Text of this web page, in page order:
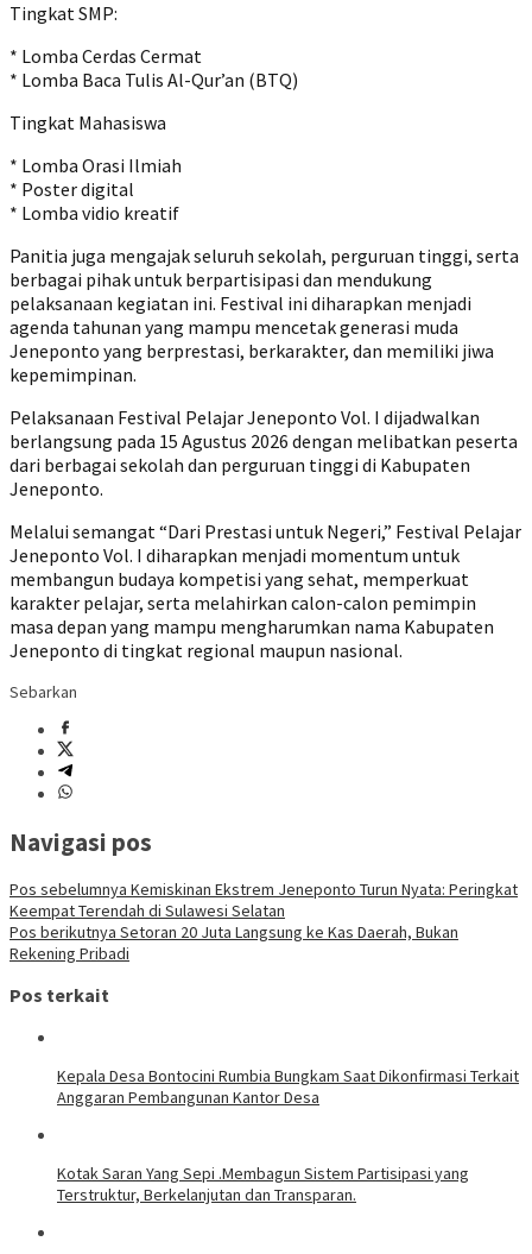
Tingkat SMP:
* Lomba Cerdas Cermat
* Lomba Baca Tulis Al-Qur’an (BTQ)
Tingkat Mahasiswa
* Lomba Orasi Ilmiah
* Poster digital
* Lomba vidio kreatif
Panitia juga mengajak seluruh sekolah, perguruan tinggi, serta
berbagai pihak untuk berpartisipasi dan mendukung
pelaksanaan kegiatan ini. Festival ini diharapkan menjadi
agenda tahunan yang mampu mencetak generasi muda
Jeneponto yang berprestasi, berkarakter, dan memiliki jiwa
kepemimpinan.
Pelaksanaan Festival Pelajar Jeneponto Vol. I dijadwalkan
berlangsung pada 15 Agustus 2026 dengan melibatkan peserta
dari berbagai sekolah dan perguruan tinggi di Kabupaten
Jeneponto.
Melalui semangat “Dari Prestasi untuk Negeri,” Festival Pelajar
Jeneponto Vol. I diharapkan menjadi momentum untuk
membangun budaya kompetisi yang sehat, memperkuat
karakter pelajar, serta melahirkan calon-calon pemimpin
masa depan yang mampu mengharumkan nama Kabupaten
Jeneponto di tingkat regional maupun nasional.
Sebarkan
Navigasi pos
Pos sebelumnya Kemiskinan Ekstrem Jeneponto Turun Nyata: Peringkat
Keempat Terendah di Sulawesi Selatan
Pos berikutnya Setoran 20 Juta Langsung ke Kas Daerah, Bukan
Rekening Pribadi
Pos terkait
Kepala Desa Bontocini Rumbia Bungkam Saat Dikonfirmasi Terkait
Anggaran Pembangunan Kantor Desa
Kotak Saran Yang Sepi .Membagun Sistem Partisipasi yang
Terstruktur, Berkelanjutan dan Transparan.